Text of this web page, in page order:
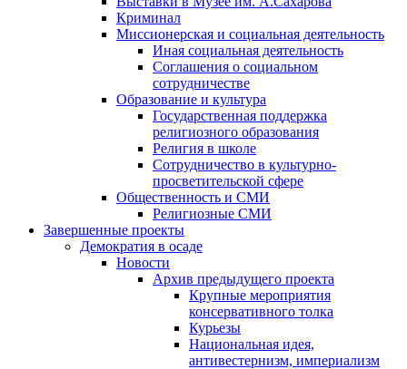
Криминал
Миссионерская и социальная деятельность
Иная социальная деятельность
Соглашения о социальном
сотрудничестве
Образование и культура
Государственная поддержка
религиозного образования
Религия в школе
Сотрудничество в культурно-
просветительской сфере
Общественность и СМИ
Религиозные СМИ
Завершенные проекты
Демократия в осаде
Новости
Архив предыдущего проекта
Крупные мероприятия
консервативного толка
Курьезы
Национальная идея,
антивестернизм, империализм